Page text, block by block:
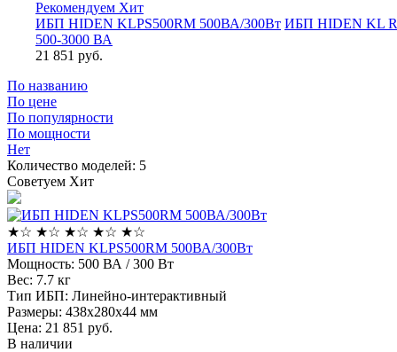
Рекомендуем Хит
ИБП HIDEN KLPS500RM 500ВА/300Вт ИБП HIDEN KL
500-3000 ВА
21 851 руб.
По названию
По цене
По популярности
По мощности
Нет
Количество моделей: 5
Советуем Хит
★☆ ★☆ ★☆ ★☆ ★☆
ИБП HIDEN KLPS500RM 500ВА/300Вт
Мощность: 500 ВА / 300 Вт
Вес: 7.7 кг
Тип ИБП: Линейно-интерактивный
Размеры: 438x280х44 мм
Цена: 21 851 руб.
В наличии